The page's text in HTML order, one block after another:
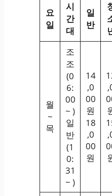
요
일
시
간
대
일
반
월
~
목
조
조
(0
6:
00
~ )
일
반
(1
0:
31
~ )
14
,0
00
원
18
,0
00
원